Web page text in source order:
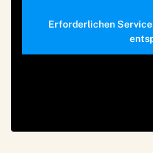
Erforderlichen